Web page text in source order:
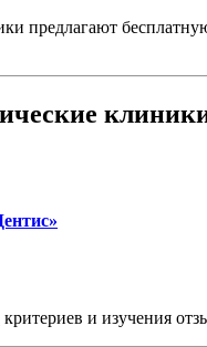
предлагают
критериев и изучения